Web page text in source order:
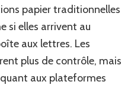
papier traditionnelles
si elles arrivent au
aux lettres. Les
plus de contrôle, mais
aux plateformes